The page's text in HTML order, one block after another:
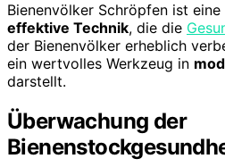
Bienenvölker Schröpfen ist eine
effektive Technik, die die
der Bienenvölker erheblich
ein wertvolles Werkzeug in
darstellt.
Überwachung der